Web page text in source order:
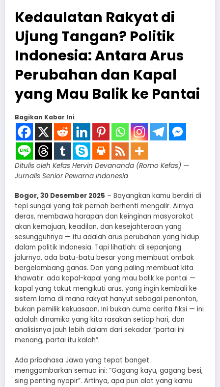
Kedaulatan Rakyat di
Ujung Tangan? Politik
Indonesia: Antara Arus
Perubahan dan Kapal
yang Mau Balik ke Pantai
Bagikan Kabar Ini
Ditulis oleh Kefas Hervin Devananda (Romo Kefas) —
Jurnalis Senior Pewarna Indonesia
Bogor, 30 Desember 2025 – Bayangkan kamu berdiri di
tepi sungai yang tak pernah berhenti mengalir. Airnya
deras, membawa harapan dan keinginan masyarakat
akan kemajuan, keadilan, dan kesejahteraan yang
sesungguhnya — itu adalah arus perubahan yang hidup
dalam politik Indonesia. Tapi lihatlah: di sepanjang
jalurnya, ada batu-batu besar yang membuat ombak
bergelombang ganas. Dan yang paling membuat kita
khawatir: ada kapal-kapal yang mau balik ke pantai —
kapal yang takut mengikuti arus, yang ingin kembali ke
sistem lama di mana rakyat hanyut sebagai penonton,
bukan pemilik kekuasaan. Ini bukan cuma cerita fiksi — ini
adalah dinamika yang kita rasakan setiap hari, dan
analisisnya jauh lebih dalam dari sekadar “partai ini
menang, partai itu kalah”.
Ada pribahasa Jawa yang tepat banget
menggambarkan semua ini: “Gagang kayu, gagang besi,
sing penting nyopir”. Artinya, apa pun alat yang kamu